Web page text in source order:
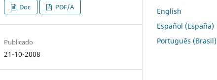
Doc PDF/A
Publicado
21-10-2008
English
Español (España)
Português (Brasil)